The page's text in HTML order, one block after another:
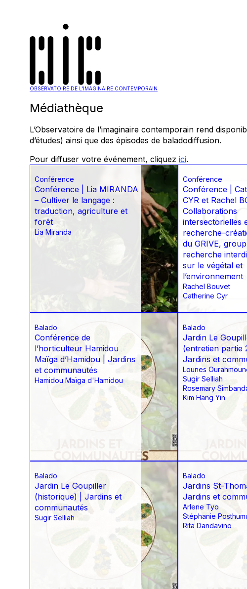
OBSERVATOIRE DE L'IMAGINAIRE CONTEMPORAIN
Médiathèque
L’Observatoire de l’imaginaire contemporain rend
d’études) ainsi que des épisodes de baladodiffusion.
Pour diffuser votre événement, cliquez ici.
Conférence
Conférence | Lia MIRANDA
– Cultiver le langage :
traduction, agriculture et
forêt
Lia Miranda
Conférence
Conférence |
CYR et Rachel
Collaborations
intersectorielles
recherche-
du GRIVE,
recherche
sur le végétal et
l’environnement
Rachel Bouvet
Catherine Cyr
Balado
Conférence de
l’horticulteur Hamidou
Maïga d’Hamidou | Jardins
et communautés
Hamidou Maïga d'Hamidou
Balado
Jardin Le
(entretien partie
Jardins et
Lounes
Sugir Selliah
Rosemary
Kim Hang Yin
Balado
Jardin Le Goupiller
(historique) | Jardins et
communautés
Sugir Selliah
Balado
Jardins St-
Jardins et
Arlene Tyo
Stéphanie
Rita Dandavino